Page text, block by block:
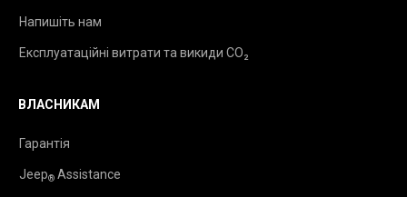
Напишіть нам
Експлуатаційні витрати та викиди CO₂
ВЛАСНИКАМ
Гарантія
Jeep® Assistance